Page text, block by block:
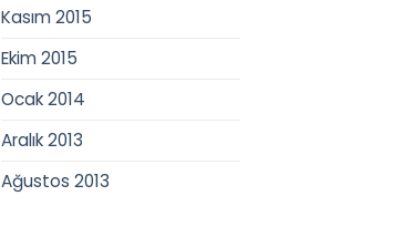
Kasım 2015
Ekim 2015
Ocak 2014
Aralık 2013
Ağustos 2013